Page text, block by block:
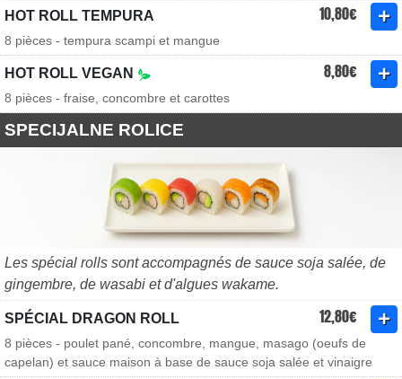
HOT ROLL TEMPURA 10,80€
8 pièces - tempura scampi et mangue
HOT ROLL VEGAN 8,80€
8 pièces - fraise, concombre et carottes
SPECIJALNE ROLICE
Les spécial rolls sont accompagnés de sauce soja salée, de
gingembre, de wasabi et d'algues wakame.
SPÉCIAL DRAGON ROLL 12,80€
8 pièces - poulet pané, concombre, mangue, masago (oeufs de
capelan) et sauce maison à base de sauce soja salée et vinaigre